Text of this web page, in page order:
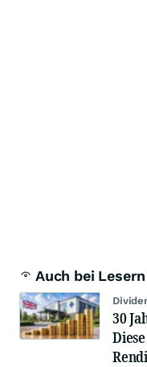
Auch bei
30